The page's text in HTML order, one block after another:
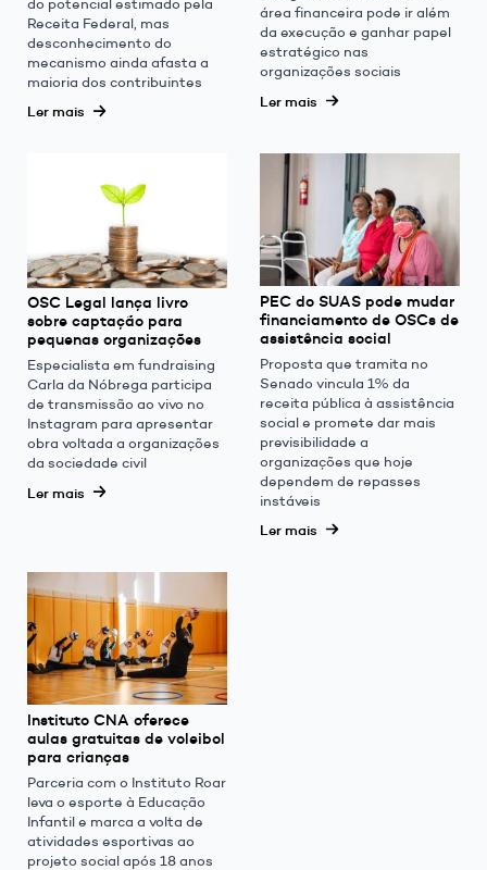
Receita Federal, mas
desconhecimento do
mecanismo ainda afasta a
maioria dos contribuintes
Ler mais
área financeira pode ir além
da execução e ganhar papel
estratégico nas
organizações sociais
Ler mais
OSC Legal lança livro
sobre captação para
pequenas organizações
Especialista em fundraising
Carla da Nóbrega participa
de transmissão ao vivo no
Instagram para apresentar
obra voltada a organizações
da sociedade civil
Ler mais
PEC do SUAS pode mudar
financiamento de OSCs de
assistência social
Proposta que tramita no
Senado vincula 1% da
receita pública à assistência
social e promete dar mais
previsibilidade a
organizações que hoje
dependem de repasses
instáveis
Ler mais
Instituto CNA oferece
aulas gratuitas de voleibol
para crianças
Parceria com o Instituto Roar
leva o esporte à Educação
Infantil e marca a volta de
atividades esportivas ao
projeto social após 18 anos